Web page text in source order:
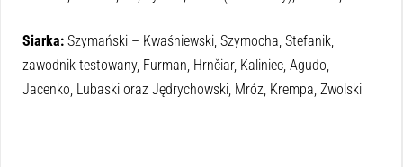
Siarka: Szymański – Kwaśniewski, Szymocha, Stefanik,
zawodnik testowany, Furman, Hrnčiar, Kaliniec, Agudo,
Jacenko, Lubaski oraz Jędrychowski, Mróz, Krempa, Zwolski